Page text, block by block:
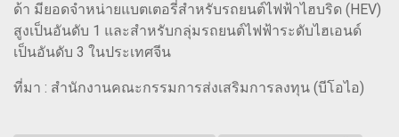
ด้า มียอดจำหน่ายแบตเตอรี่สำหรับรถยนต์ไฟฟ้าไฮบริด (HEV)
สูงเป็นอันดับ 1 และสำหรับกลุ่มรถยนต์ไฟฟ้าระดับไฮเอนด์
เป็นอันดับ 3 ในประเทศจีน
ที่มา : สำนักงานคณะกรรมการส่งเสริมการลงทุน (บีโอไอ)